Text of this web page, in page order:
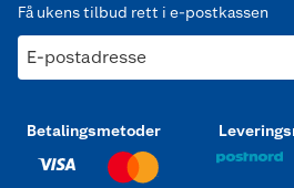
Få ukens tilbud rett i e-postkassen
E-postadresse
Betalingsmetoder